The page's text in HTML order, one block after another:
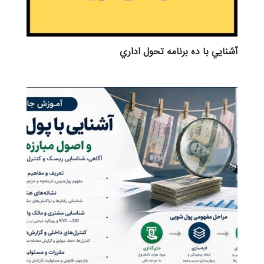
آشنايي با ده برنامه تحول اداري